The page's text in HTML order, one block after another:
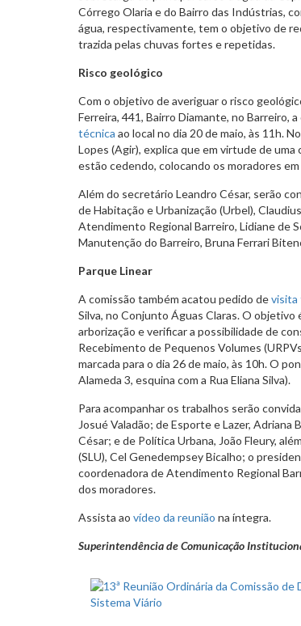
Córrego Olaria e do Bairro das Indústrias,
água, respectivamente, tem o objetivo de
trazida pelas chuvas fortes e repetidas.
Risco geológico
Com o objetivo de averiguar o risco
Ferreira, 441, Bairro Diamante, no Barreiro,
técnica ao local no dia 20 de maio, às 11h.
Lopes (Agir), explica que em virtude de uma
estão cedendo, colocando os moradores
Além do secretário Leandro César, serão
de Habitação e Urbanização (Urbel),
Atendimento Regional Barreiro, Lidiane de
Manutenção do Barreiro, Bruna Ferrari
Parque Linear
A comissão também acatou pedido devisita
Silva, no Conjunto Águas Claras. O
arborização e verificar a possibilidade de
Recebimento de Pequenos Volumes
marcada para o dia 26 de maio, às 10h. O
Alameda 3, esquina com a Rua Eliana Silva).
Para acompanhar os trabalhos serão
Josué Valadão; de Esporte e Lazer,
César; e de Política Urbana, João Fleury,
(SLU), Cel Genedempsey Bicalho; o
coordenadora de Atendimento Regional
dos moradores.
Assista ao vídeo da reunião na íntegra.
Superintendência de Comunicação